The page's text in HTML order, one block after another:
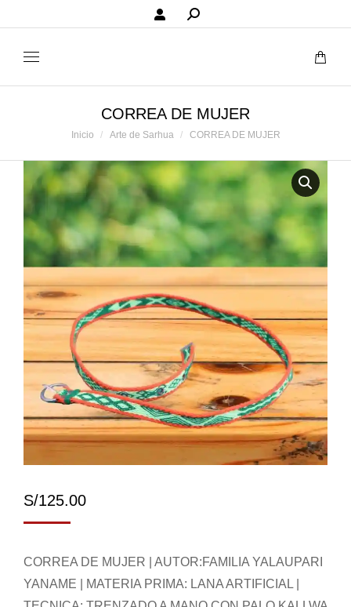
Buscar:
CORREA DE MUJER
Estás aquí:
Inicio Arte de Sarhua CORREA DE MUJER
S/125.00
CORREA DE MUJER | AUTOR:FAMILIA YALAUPARI
YANAME | MATERIA PRIMA: LANA ARTIFICIAL |